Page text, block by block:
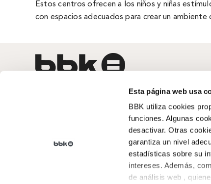
Esta página web usa
BBK utiliza cookies
funciones. Algunas
desactivar. Otras
garantiza un nivel
estadísticas sobre su
intereses. Además,
de análisis web ,
Estos centros ofrecen a los niños y niñas
con espacios adecuados para crear un
Contáctanos
Gran Vía 19-21, 1º 48001 Bilbao (Bizkaia)